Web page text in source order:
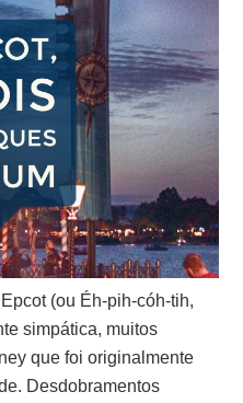
(ou Éh-pih-cóh-tih,
simpática, muitos
que foi originalmente
Desdobramentos